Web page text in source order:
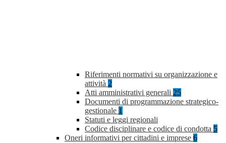
Riferimenti normativi su organizzazione e
attività 2
Atti amministrativi generali 25
Documenti di programmazione strategico-
gestionale 1
Statuti e leggi regionali
Codice disciplinare e codice di condotta 5
Oneri informativi per cittadini e imprese 6